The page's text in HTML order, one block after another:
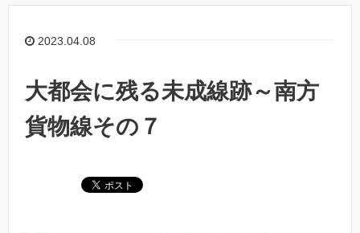
2023.04.08
大都会に残る未成線跡～南方
貨物線その７